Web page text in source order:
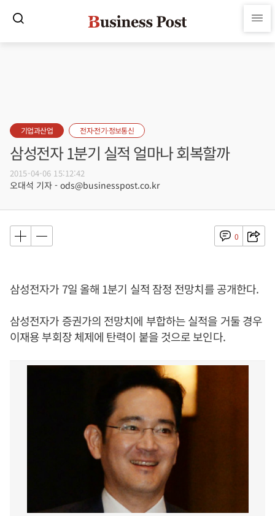
기업과산업 전자·전기·정보통신
삼성전자 1분기 실적 얼마나 회복할까
2015-04-06 15:12:42
오대석 기자 - ods@businesspost.co.kr
0
삼성전자가 7일 올해 1분기 실적 잠정 전망치를 공개한다.
삼성전자가 증권가의 전망치에 부합하는 실적을 거둘 경우
이재용 부회장 체제에 탄력이 붙을 것으로 보인다.